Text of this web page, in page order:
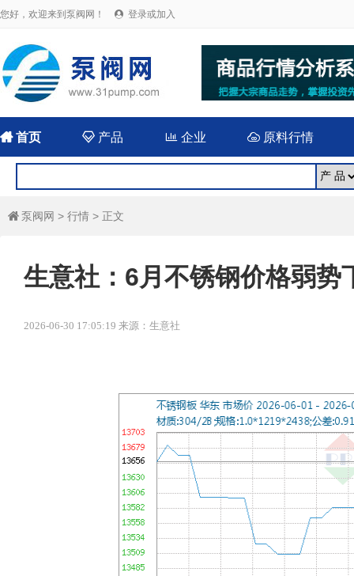
您好，欢迎来到泵阀网！  登录或加入
首页  产品 企业 原料行情
 泵阀网 > 行情 > 正文
生意社：6月不锈钢价格弱势
2026-06-30 17:05:19 来源：生意社